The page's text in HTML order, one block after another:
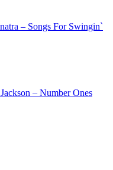
– Songs For Swingin`
– Number Ones